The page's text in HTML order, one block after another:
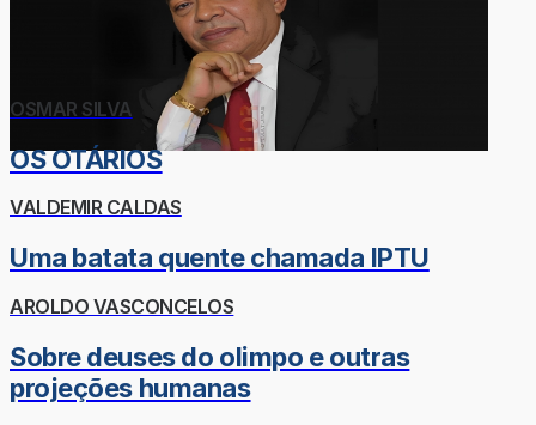
OSMAR SILVA
OS OTÁRIOS
VALDEMIR CALDAS
Uma batata quente chamada IPTU
AROLDO VASCONCELOS
Sobre deuses do olimpo e outras
projeções humanas